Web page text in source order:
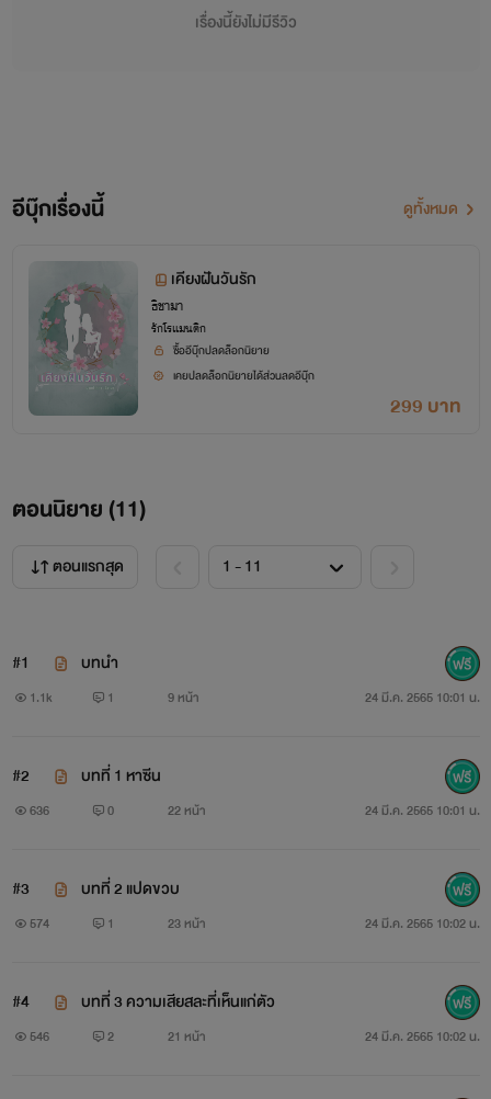
หากแต่ไม่มีอะไรห้ามความรักความผูกพันของคนทั้งคู่ได้
เรื่องนี้ยังไม่มีรีวิว
อีบุ๊กเรื่องนี้ ดูทั้งหมด
เคียงฝันวันรัก
ธิชามา
รักโรแมนติก
ซื้ออีบุ๊กปลดล็อกนิยาย
เคยปลดล็อกนิยายได้ส่วนลดอีบุ๊ก
299 บาท
ตอนนิยาย (11)
ตอนแรกสุด
#1 บทนำ
1.1k 1 9 หน้า 24 มี.ค. 2565 10:01 น.
#2 บทที่ 1 หาซีน
636 0 22 หน้า 24 มี.ค. 2565 10:01 น.
#3 บทที่ 2 แปดขวบ
574 1 23 หน้า 24 มี.ค. 2565 10:02 น.
#4 บทที่ 3 ความเสียสละที่เห็นแก่ตัว
546 2 21 หน้า 24 มี.ค. 2565 10:02 น.